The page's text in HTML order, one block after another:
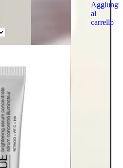
Aggiungi
al
carrello